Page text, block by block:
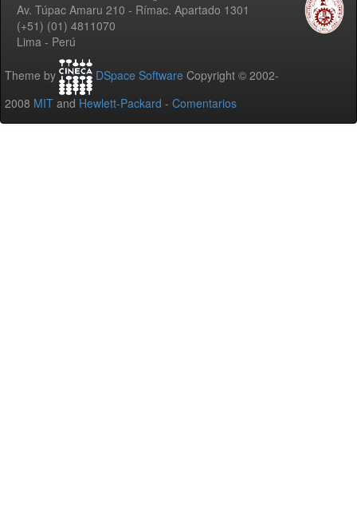
Av. Túpac Amaru 210 - Rímac. Apartado 1301
(+51) (01) 4811070
Lima - Perú
Theme by DSpace Software Copyright © 2002-
2008 MIT and Hewlett-Packard - Comentarios